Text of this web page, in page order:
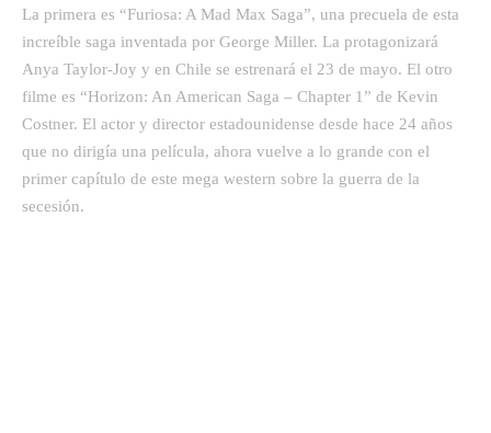
La primera es “Furiosa: A Mad Max Saga”, una precuela de esta
increíble saga inventada por George Miller. La protagonizará
Anya Taylor-Joy y en Chile se estrenará el 23 de mayo. El otro
filme es “Horizon: An American Saga – Chapter 1” de Kevin
Costner. El actor y director estadounidense desde hace 24 años
que no dirigía una película, ahora vuelve a lo grande con el
primer capítulo de este mega western sobre la guerra de la
secesión.